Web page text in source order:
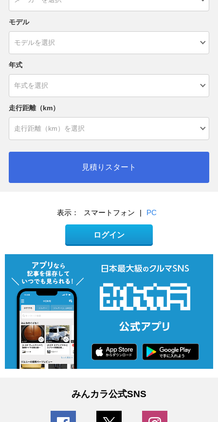
モデル
年式
走行距離（km）
見積りスタート
表示： スマートフォン PC
ログイン
みんカラ公式SNS